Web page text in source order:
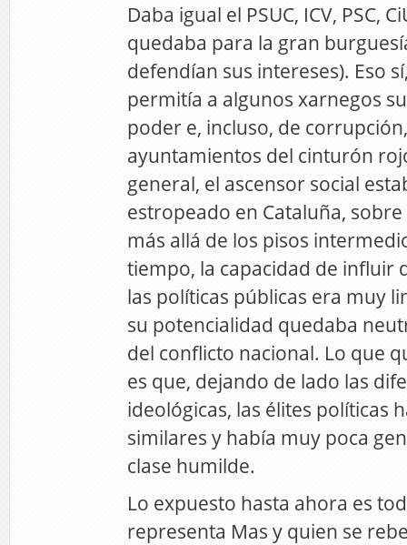
Daba igual el PSUC, ICV, PSC,
quedaba para la gran
defendían sus intereses). Eso
permitía a algunos xarnegos
poder e, incluso, de
ayuntamientos del cinturón
general, el ascensor social
estropeado en Cataluña,
más allá de los pisos
tiempo, la capacidad de influir
las políticas públicas era muy
su potencialidad quedaba
del conflicto nacional. Lo que
es que, dejando de lado las
ideológicas, las élites políticas
similares y había muy poca
clase humilde.
Lo expuesto hasta ahora es
representa Mas y quien se